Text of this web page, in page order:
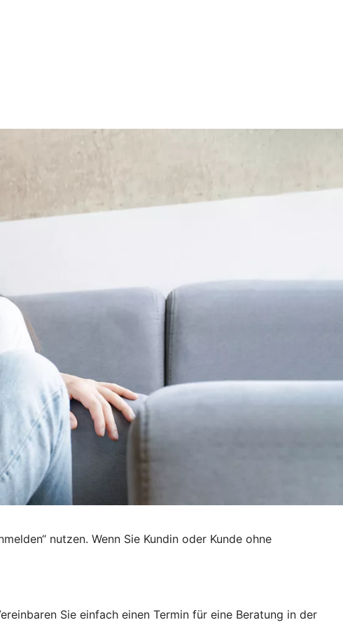
nutzen. Wenn Sie Kundin oder Kunde ohne
Sie einfach einen Termin für eine Beratung in der